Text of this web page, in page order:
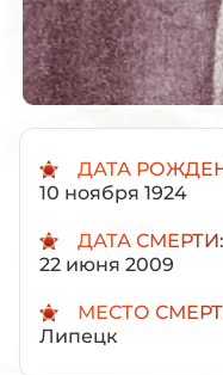
ДАТА
10 ноября 1924
ДАТА СМЕРТИ:
22 июня 2009
МЕСТО
Липецк